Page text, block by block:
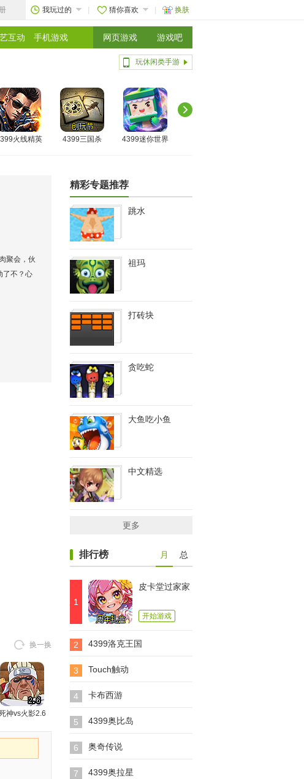
我玩过的 猜你喜欢 换肤
互动 手机游戏 网页游戏 游戏吧
玩休闲类手游
火线精英 4399三国杀 4399迷你世界
聚会，伙
了不？心
换一换
神vs火影2.6
精彩专题推荐
跳水
祖玛
打砖块
贪吃蛇
大鱼吃小鱼
中文精选
更多
排行榜 月 总
1
皮卡堂过家家
开始游戏
2 4399洛克王国
3 Touch触动
4 卡布西游
5 4399奥比岛
6 奥奇传说
7 4399奥拉星